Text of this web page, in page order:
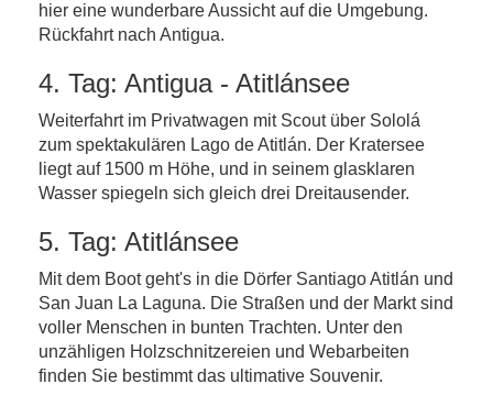
hier eine wunderbare Aussicht auf die Umgebung.
Rückfahrt nach Antigua.
4. Tag: Antigua - Atitlánsee
Weiterfahrt im Privatwagen mit Scout über Sololá
zum spektakulären Lago de Atitlán. Der Kratersee
liegt auf 1500 m Höhe, und in seinem glasklaren
Wasser spiegeln sich gleich drei Dreitausender.
5. Tag: Atitlánsee
Mit dem Boot geht's in die Dörfer Santiago Atitlán und
San Juan La Laguna. Die Straßen und der Markt sind
voller Menschen in bunten Trachten. Unter den
unzähligen Holzschnitzereien und Webarbeiten
finden Sie bestimmt das ultimative Souvenir.